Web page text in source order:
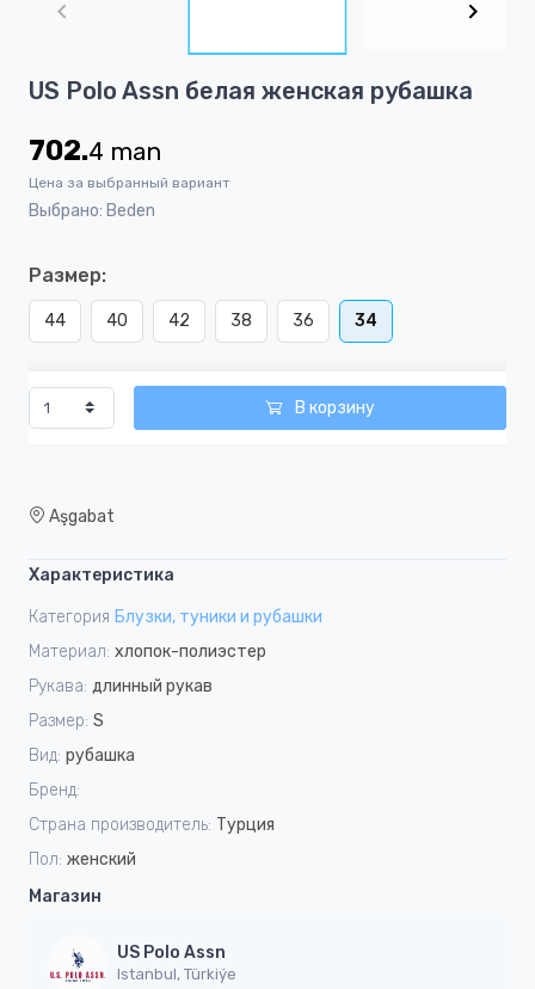
1
3
US Polo Assn белая женская рубашка
702.4 man
Цена за выбранный вариант
Выбрано: Beden
Размер:
44 40 42 38 36 34
В корзину
Aşgabat
Характеристика
Категория Блузки, туники и рубашки
Материал: хлопок-полиэстер
Рукава: длинный рукав
Размер: S
Вид: рубашка
Бренд:
Страна производитель: Турция
Пол: женский
Магазин
US Polo Assn
Istanbul, Türkiýe